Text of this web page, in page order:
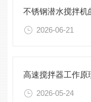
2026-06-21
2026-05-24